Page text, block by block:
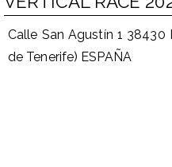
Calle San Agustín 1
de Tenerife) ESPAÑA